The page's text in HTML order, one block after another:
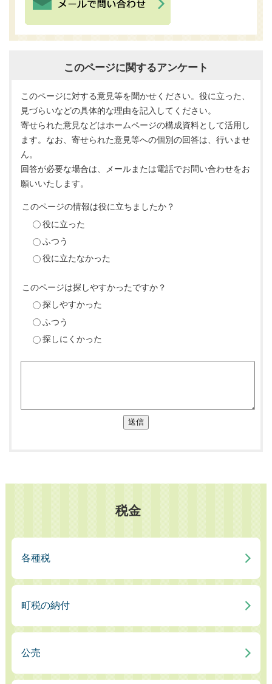
このページに関するアンケート
このページに対する意見等を聞かせください。役に立った、
見づらいなどの具体的な理由を記入してください。
寄せられた意見などはホームページの構成資料として活用し
ます。なお、寄せられた意見等への個別の回答は、行いませ
ん。
回答が必要な場合は、メールまたは電話でお問い合わせをお
願いいたします。
このページの情報は役に立ちましたか？
役に立った
ふつう
役に立たなかった
このページは探しやすかったですか？
探しやすかった
ふつう
探しにくかった
送信
税金
各種税
町税の納付
公売